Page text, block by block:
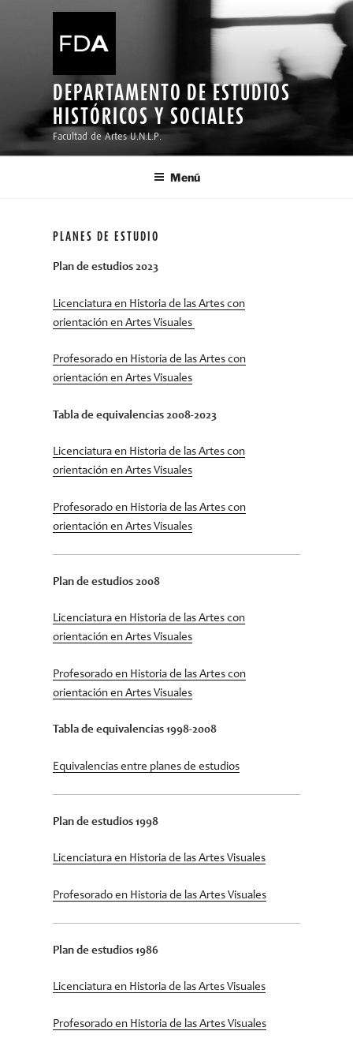
DEPARTAMENTO DE ESTUDIOS
HISTÓRICOS Y SOCIALES
Facultad de Artes U.N.L.P.
Menú
PLANES DE ESTUDIO
Plan de estudios 2023
Licenciatura en Historia de las Artes con
orientación en Artes Visuales
Profesorado en Historia de las Artes con
orientación en Artes Visuales
Tabla de equivalencias 2008-2023
Licenciatura en Historia de las Artes con
orientación en Artes Visuales
Profesorado en Historia de las Artes con
orientación en Artes Visuales
Plan de estudios 2008
Licenciatura en Historia de las Artes con
orientación en Artes Visuales
Profesorado en Historia de las Artes con
orientación en Artes Visuales
Tabla de equivalencias 1998-2008
Equivalencias entre planes de estudios
Plan de estudios 1998
Licenciatura en Historia de las Artes Visuales
Profesorado en Historia de las Artes Visuales
Plan de estudios 1986
Licenciatura en Historia de las Artes Visuales
Profesorado en Historia de las Artes Visuales